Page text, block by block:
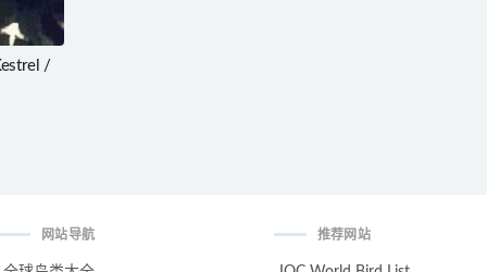
/
网站导航 推荐网站